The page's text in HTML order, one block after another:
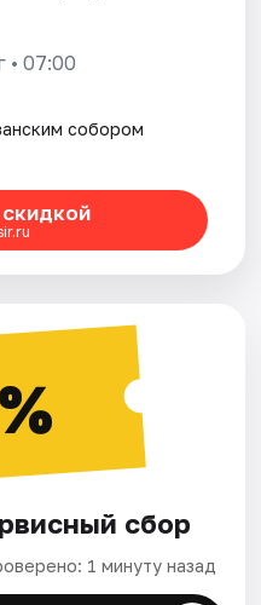
• 07:00
собором
сбор
1 минуту назад